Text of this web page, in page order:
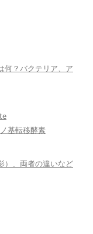
何？バクテリア、ア
基転移酵素
）、両者の違いなど